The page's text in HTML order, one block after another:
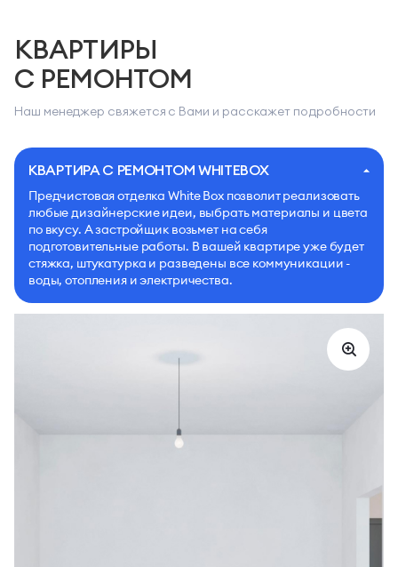
КВАРТИРЫ
С РЕМОНТОМ
Наш менеджер свяжется с Вами и расскажет подробности
КВАРТИРА С РЕМОНТОМ WHITEBOX
Предчистовая отделка White Box позволит реализовать
любые дизайнерские идеи, выбрать материалы и цвета
по вкусу. А застройщик возьмет на себя
подготовительные работы. В вашей квартире уже будет
стяжка, штукатурка и разведены все коммуникации -
воды, отопления и электричества.